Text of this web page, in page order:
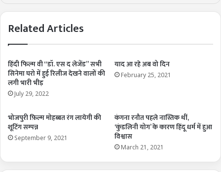
Related Articles
हिंदी फिल्म वी “डॉ. एस द लेजेंड” सभी
सिनेमा घरो में हुई रिलीज देखने वालों की
लगी भारी भीड़
July 29, 2022
याद आ रहे अब वो दिन
February 25, 2021
भोजपुरी फ़िल्म मोहब्बत रंग लायेगी की
शूटिंग सम्पन्न
September 9, 2021
कंगना रनौत पहले नास्तिक थीं,
‘कुंडलिनी योग’ के कारण हिंदू धर्म में हुआ
विश्वास
March 21, 2021